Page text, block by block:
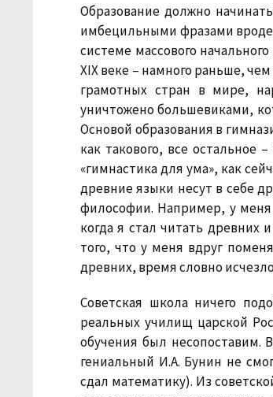
Образование должно
имбецильными фразами
системе массового
XIX веке – намного раньше,
грамотных стран в мире,
уничтожено большевиками,
Основой образования в
как такового, все
«гимнастика для ума», как
древние языки несут в себе
философии. Например, у меня
когда я стал читать древних
того, что у меня вдруг
древних, время словно
Советская школа ничего
реальных училищ царской
обучения был несопоставим.
гениальный И.А. Бунин не
сдал математику). Из